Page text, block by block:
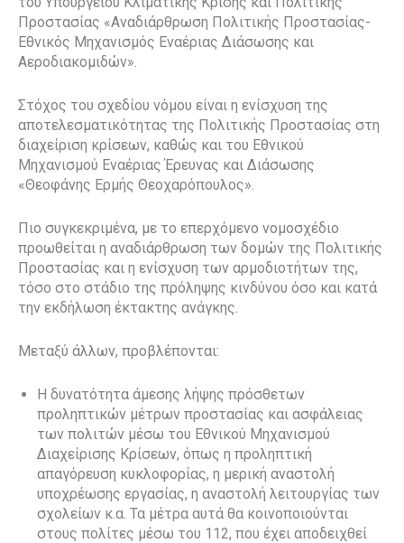
Προστασίας «Αναδιάρθρωση Πολιτικής Προστασίας-
Εθνικός Μηχανισμός Εναέριας Διάσωσης και
Αεροδιακομιδών».
Στόχος του σχεδίου νόμου είναι η ενίσχυση της
αποτελεσματικότητας της Πολιτικής Προστασίας στη
διαχείριση κρίσεων, καθώς και του Εθνικού
Μηχανισμού Εναέριας Έρευνας και Διάσωσης
«Θεοφάνης Ερμής Θεοχαρόπουλος».
Πιο συγκεκριμένα, με το επερχόμενο νομοσχέδιο
προωθείται η αναδιάρθρωση των δομών της Πολιτικής
Προστασίας και η ενίσχυση των αρμοδιοτήτων της,
τόσο στο στάδιο της πρόληψης κινδύνου όσο και κατά
την εκδήλωση έκτακτης ανάγκης.
Μεταξύ άλλων, προβλέπονται:
Η δυνατότητα άμεσης λήψης πρόσθετων
προληπτικών μέτρων προστασίας και ασφάλειας
των πολιτών μέσω του Εθνικού Μηχανισμού
Διαχείρισης Κρίσεων, όπως η προληπτική
απαγόρευση κυκλοφορίας, η μερική αναστολή
υποχρέωσης εργασίας, η αναστολή λειτουργίας των
σχολείων κ.α. Τα μέτρα αυτά θα κοινοποιούνται
στους πολίτες μέσω του 112, που έχει αποδειχθεί